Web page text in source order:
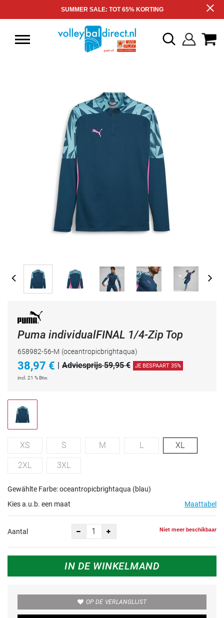
SUMMER SALE: TOT 65% KORTING
Puma individualFINAL 1/4-Zip Top
658982-56-M (oceantropicbrightaqua)
38,97 € Adviesprijs 59,95 € JE BESPAART 35%
incl. 21 % Btw.
XS S M L XL
2XL 3XL
Gewählte Farbe: oceantropicbrightaqua (blau)
Kies a.u.b. een maat
Maattabel
Aantal Niet meer beschikbaar
IN DE WINKELMAND
OP DE VERLANGLIJST